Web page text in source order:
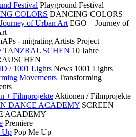
Festival Playground Festival
COLORS DANCING COLORS
of Urban Art EGO – Journey of
- migrating Artists Project
TANZRAUSCHEN 10 Jahre
/ 1001 Lights News 1001 Lights
Movements Transforming
+ Filmprojekte Aktionen / Filmprojekte
DANCE ACADEMY SCREEN
ACADEMY
Premiere
Up Pop Me Up